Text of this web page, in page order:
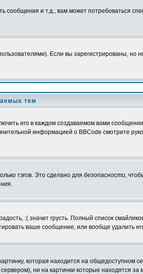
сообщения и т.д., вам может потребоваться
Если вы зарегистрированы, но
тем
его в каждом создаваемом вами
информацией о BBCode смотрите
тэгов. Это сделано для безопасности,
:( значит грусть. Полный список
ваше сообщение, или вообще удалить
которая находится на общедоступном
ни на картинки которые находятся